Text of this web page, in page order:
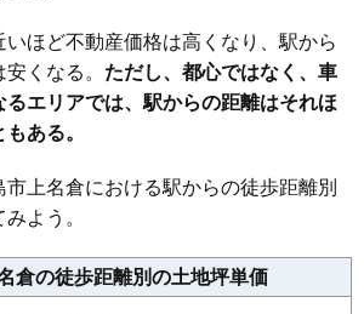
22万円 1,487万円 20.1%
21万円 1,510万円 17.6%
20万円 1,393万円 19.4%
20万円 1,692万円 22.2%
19万円
19万円 1,274万円 14.8%
19万円 1,441万円
5.9万円 585万円 2.3%
5.5万円 307万円 7.5%
ほど不動産価格は高くなり、駅から
くなる。 ただし、都心ではなく、車
るエリアでは、駅からの距離はそれほ
ある。
上名倉における駅からの徒歩距離別
よう。
倉の徒歩距離別の土地坪単価